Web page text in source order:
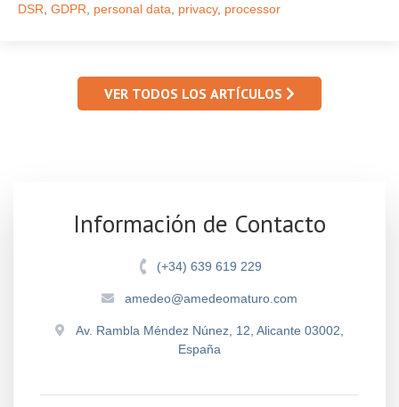
DSR GDPR personal data privacy, processor
VER TODOS LOS ARTÍCULOS
Información de Contacto
(+34) 639 619 229
amedeo@amedeomaturo.com
Av. Rambla Méndez Núnez, 12, Alicante 03002,
España